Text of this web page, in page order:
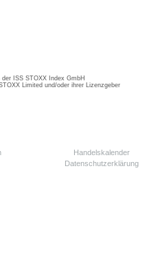
ISS STOXX Index GmbH
Limited und/oder ihrer Lizenzgeber
Handelskalender
Datenschutzerklärung